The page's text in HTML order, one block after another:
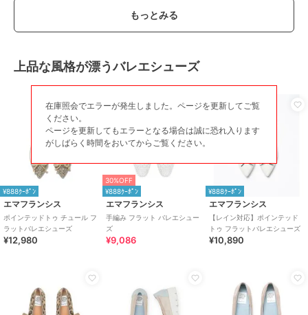
もっとみる
上品な風格が漂うバレエシューズ
¥888ｸｰﾎﾟﾝ
エマフランシス
ポインテッドトゥ チュール フ
ラットバレエシューズ
¥12,980
30%OFF
¥888ｸｰﾎﾟﾝ
エマフランシス
手編み フラット バレエシュー
ズ
¥9,086
¥888ｸｰﾎﾟﾝ
エマフランシス
【レイン対応】ポインテッド
トゥ フラットバレエシューズ
¥10,890
在庫照会でエラーが発生しました。ページを更新してご覧
ください。
ページを更新してもエラーとなる場合は誠に恐れ入ります
がしばらく時間をおいてからご覧ください。